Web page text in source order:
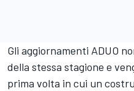
Gli aggiornamenti ADUO
della stessa stagione e
prima volta in cui un